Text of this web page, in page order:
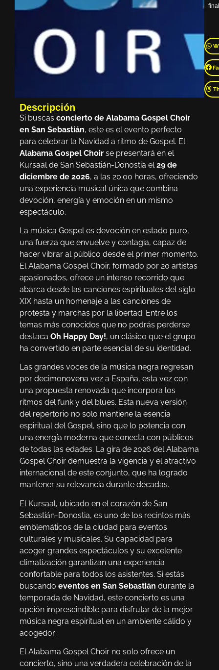
Descripción
Si buscas concierto de Alabama Gospel Choir
en San Sebastián, este es el evento perfecto
para celebrar la Navidad a ritmo de Gospel. El
Alabama Gospel Choir se presentará en el
Kursaal de San Sebastián-Donostia el 29 de
diciembre de 2026, a las 20:00 horas, ofreciendo
una experiencia musical única que combina
devoción, energía y emoción en un mismo
espectáculo.
La música Gospel es devoción en estado puro,
una fuerza que envuelve y contagia, capaz de
hacer vibrar al público desde el primer momento.
El Alabama Gospel Choir, formado por 20 artistas
apasionados, ofrece un intenso recorrido que
abarca desde las canciones espirituales del siglo
XIX hasta un homenaje a las canciones de
protesta y marchas por la libertad. Entre los
temas más conocidos que no podrás perderse
destaca Oh Happy Day!, un clásico que el grupo
ha convertido en parte esencial de su identidad.
Las grandes voces de la música negra regresan
por decimonovena vez a España, esta vez con
una propuesta renovada que incorpora los
ritmos del funk y del blues. Esta nueva versión
del repertorio no solo mantiene la esencia
espiritual del Gospel, sino que lo potencia con
una energía moderna que conecta con públicos
de todas las edades. La gira de 2026 del Alabama
Gospel Choir demuestra la vigencia y el atractivo
internacional de este conjunto, que ha logrado
mantener su relevancia durante décadas.
El Kursaal, ubicado en el corazón de San
Sebastián-Donostia, es uno de los recintos más
emblemáticos de la ciudad para eventos
culturales y musicales. Su capacidad para
acoger grandes espectáculos y su excelente
climatización garantizan una experiencia
confortable para todos los asistentes. Si estás
buscando eventos en San Sebastián durante la
temporada de Navidad, este concierto es una
opción imprescindible para disfrutar de la mejor
música negra espiritual en un ambiente cálido y
acogedor.
El Alabama Gospel Choir no solo ofrece un
concierto, sino una verdadera celebración de la